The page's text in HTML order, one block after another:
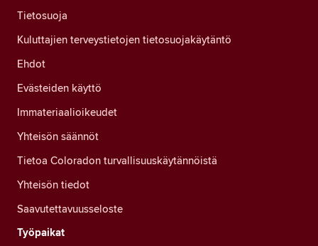
Tietosuoja
Kuluttajien terveystietojen tietosuojakäytäntö
Ehdot
Evästeiden käyttö
Immateriaalioikeudet
Yhteisön säännöt
Tietoa Coloradon turvallisuuskäytännöistä
Yhteisön tiedot
Saavutettavuusseloste
Työpaikat